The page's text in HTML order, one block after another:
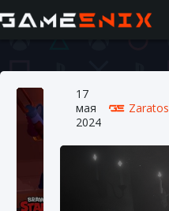
17
мая
2024
Zaratos